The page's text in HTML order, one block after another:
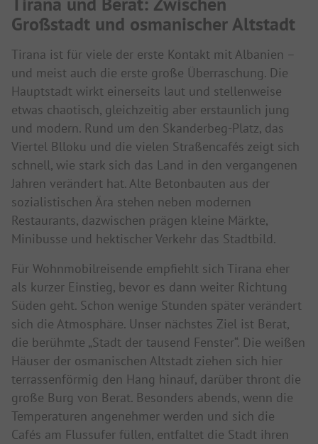
Großstadt und osmanischer Altstadt
Tirana ist für viele der erste Kontakt mit Albanien –
und meist auch die erste große Überraschung. Die
Hauptstadt wirkt einerseits laut und stellenweise
etwas chaotisch, gleichzeitig aber erstaunlich jung
und modern. Rund um den Skanderbeg-Platz, das
Viertel Blloku und die vielen Straßencafés zeigt sich
schnell, wie stark sich das Land in den vergangenen
Jahren verändert hat. Alte Betonbauten aus der
sozialistischen Ära stehen neben modernen
Restaurants, dazwischen prägen kleine Märkte,
Minibusse und hektischer Verkehr das Stadtbild.
Für Wohnmobilreisende empfiehlt sich Tirana eher
als kurzer Einstieg, bevor es dann weiter Richtung
Süden geht. Schon wenige Stunden später verändert
sich die Atmosphäre. Unser nächstes Ziel ist Berat,
die berühmte „Stadt der tausend Fenster“. Die weißen
Häuser der osmanischen Altstadt ziehen sich hier
terrassenförmig den Hang hinauf, darüber thront die
große Burg von Berat. Besonders abends, wenn die
Temperaturen angenehmer werden und sich die
Cafés am Flussufer füllen, entfaltet die Stadt ihren